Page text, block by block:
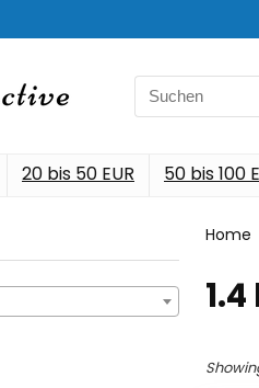
Search
for:
20 bis 50 EUR 50 bis 100
Home